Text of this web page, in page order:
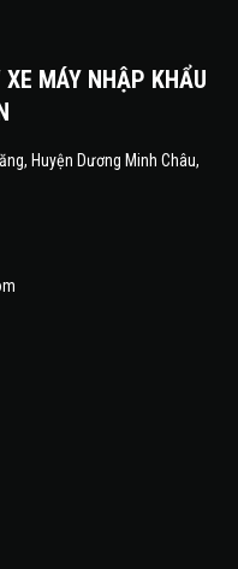
MÁY NHẬP KHẨU
Huyện Dương Minh Châu,